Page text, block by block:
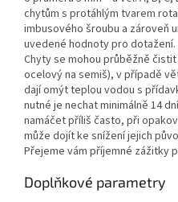
chytům s protáhlým tvarem
imbusového šroubu a zároveň
uvedené hodnoty pro dotažení.
Chyty se mohou průběžně
ocelový na semiš), v případě
dají omýt teplou vodou s
nutné je nechat minimálně 14
namáčet příliš často, při
může dojít ke snížení jejich
Přejeme vám příjemné zážitky
Doplňkové parametry